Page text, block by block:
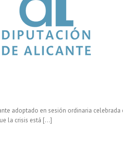
adoptado en sesión ordinaria
la crisis está […]